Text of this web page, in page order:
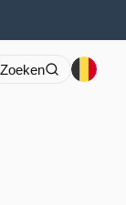
Zoeken